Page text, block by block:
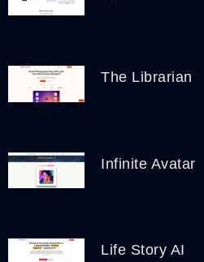
The Librarian
Infinite Avatar
Life Story AI